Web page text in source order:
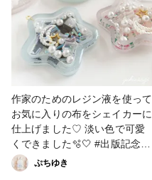
作家のためのレジン液を使って
お気に入りの布をシェイカーに
仕上げました♡ 淡い色で可愛
くできました🫧‪‎🤍 #出版記念レ
ジン作品コンテスト #レジン #
キーホルダー #シェイカーチャ
ぷちゆき